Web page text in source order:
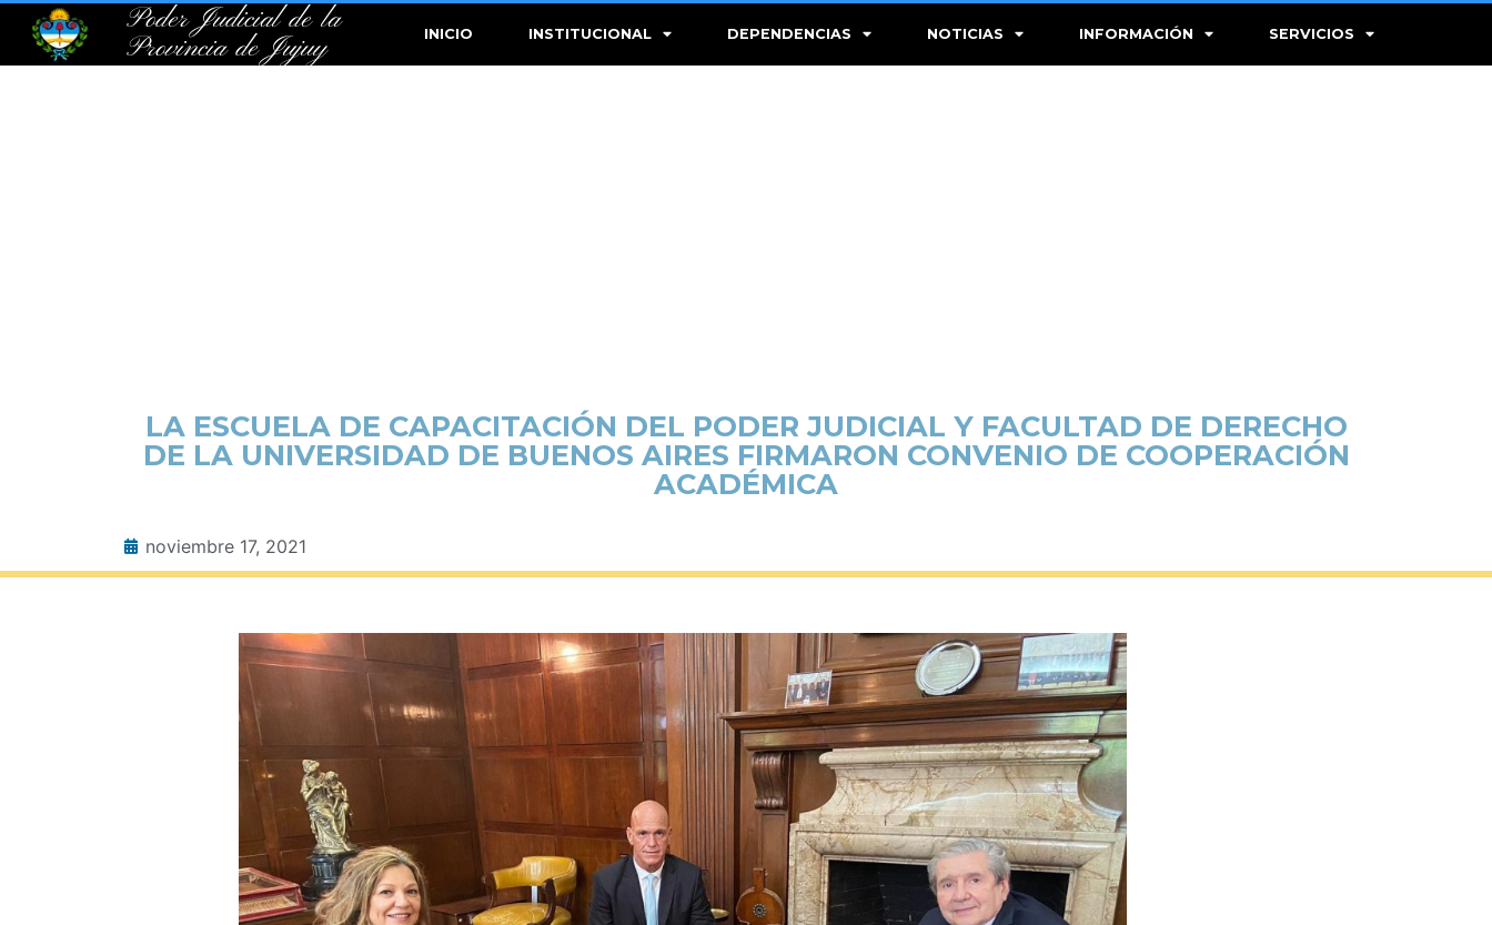
Poder Judicial de la
Provincia de Jujuy
INICIO INSTITUCIONAL DEPENDENCIAS NOTICIAS INFORMACIÓN SERVICIOS
LA ESCUELA DE CAPACITACIÓN DEL PODER JUDICIAL Y FACULTAD DE DERECHO
DE LA UNIVERSIDAD DE BUENOS AIRES FIRMARON CONVENIO DE COOPERACIÓN
ACADÉMICA
noviembre 17, 2021